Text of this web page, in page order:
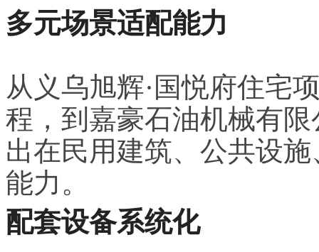
多元场景适配能力
从义乌旭辉·国悦府住宅
程，到嘉豪石油机械有
出在民用建筑、公共设
能力。
配套设备系统化